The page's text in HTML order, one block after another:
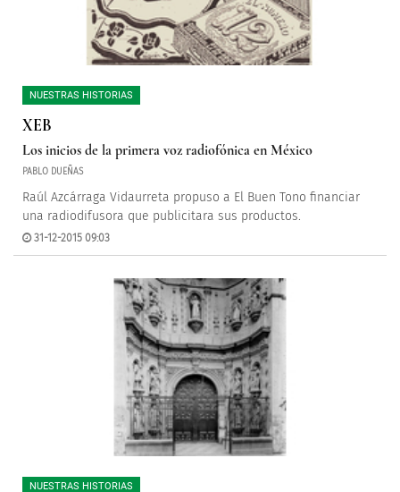
NUESTRAS HISTORIAS
XEB
Los inicios de la primera voz radiofónica en México
PABLO DUEÑAS
Raúl Azcárraga Vidaurreta propuso a El Buen Tono financiar
una radiodifusora que publicitara sus productos.
31-12-2015 09:03
NUESTRAS HISTORIAS